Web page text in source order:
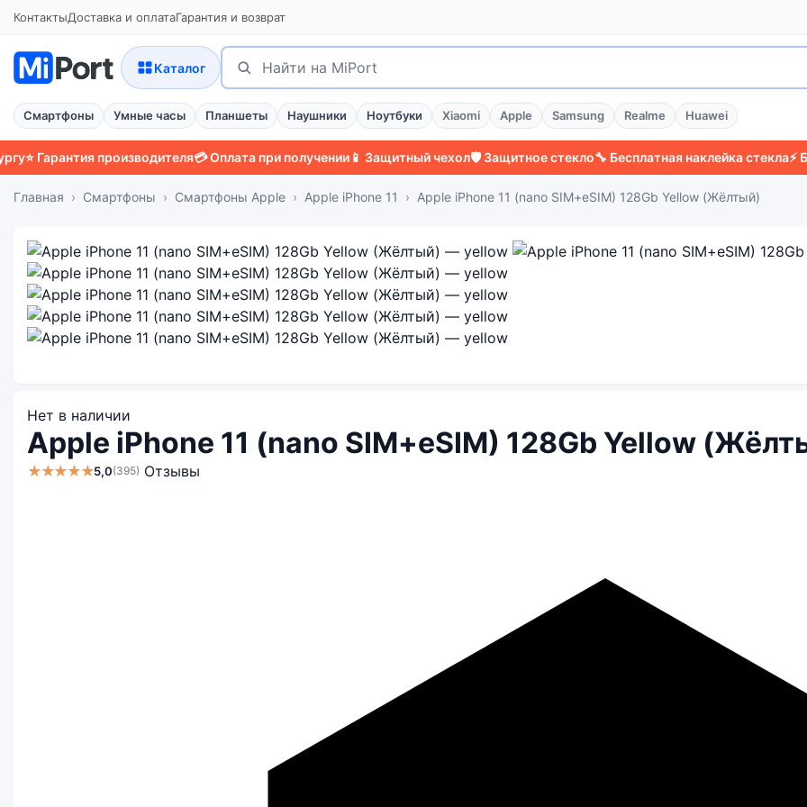
КонтактыДоставка и оплатаГарантия и возврат
Каталог
Поиск
Найти
Смартфоны Умные часы Планшеты Наушники Ноутбуки Xiaomi Apple Samsung Realme Huawei
производителя💳 Оплата при получении📱 Защитный чехол🛡️ Защитное стекло🔧 Бесплатная наклейка стекла⚡ Более
Главная Смартфоны Смартфоны Apple Apple iPhone 11 Apple iPhone 11 (nano SIM+eSIM) 128Gb Yellow (Жёлтый)
Нет в наличии
Apple iPhone 11 (nano SIM+eSIM) 128Gb Yellow
★★★★★5,0(395) Отзывы